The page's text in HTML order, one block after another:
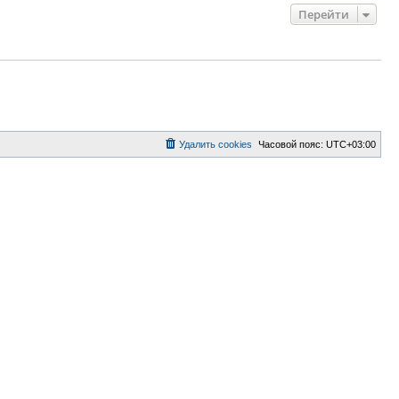
Перейти
Часовой пояс: UTC+03:00
Удалить cookies